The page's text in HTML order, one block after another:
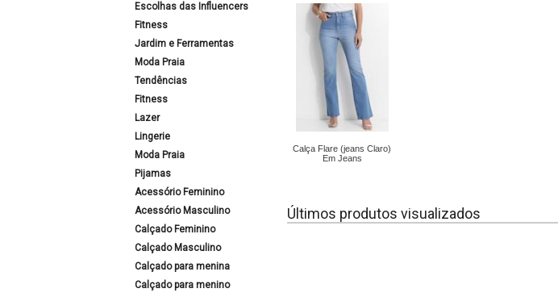
Escolhas das Influencers
Fitness
Jardim e Ferramentas
Moda Praia
Tendências
Fitness
Lazer
Lingerie
Moda Praia
Pijamas
Acessório Feminino
Acessório Masculino
Calçado Feminino
Calçado Masculino
Calçado para menina
Calçado para menino
Calça Flare (jeans Claro)
Em Jeans
Últimos produtos visualizados